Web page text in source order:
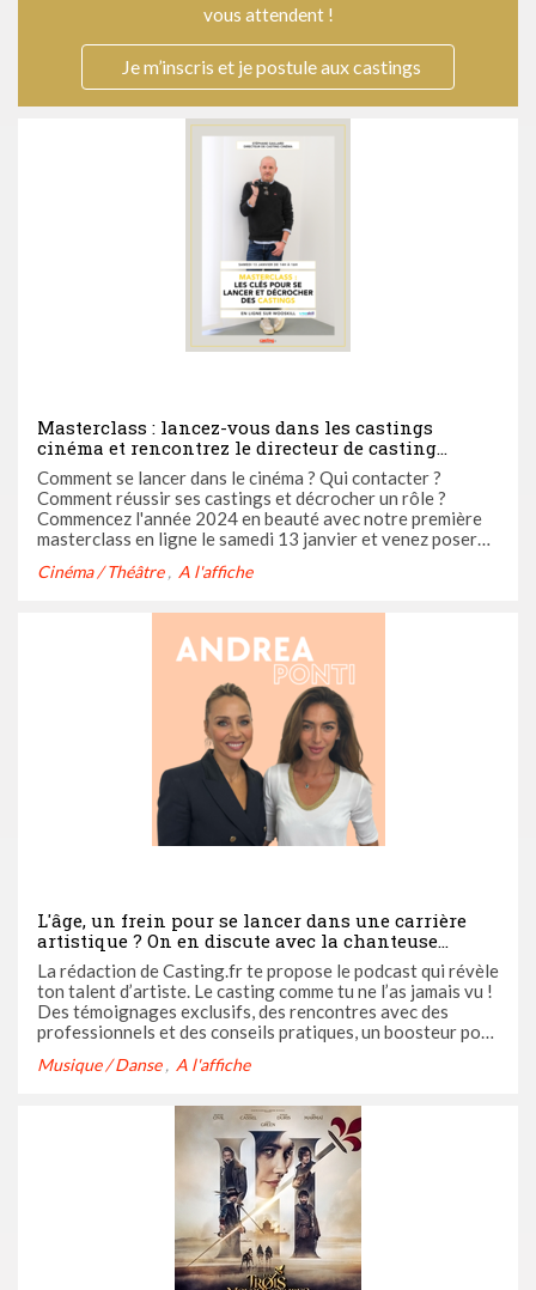
vous attendent !
Je m’inscris et je postule aux castings
Masterclass : lancez-vous dans les castings
cinéma et rencontrez le directeur de casting
Stéphane Gaillard avec Casting.fr
Comment se lancer dans le cinéma ? Qui contacter ?
Comment réussir ses castings et décrocher un rôle ?
Commencez l'année 2024 en beauté avec notre première
masterclass en ligne le samedi 13 janvier et venez poser
Stéphane Gaillard.
Cinéma / Théâtre A l'affiche
L'âge, un frein pour se lancer dans une carrière
artistique ? On en discute avec la chanteuse
Andréa Ponti dans le podcast Casting Call
La rédaction de Casting.fr te propose le podcast qui révèle
ton talent d’artiste. Le casting comme tu ne l’as jamais vu !
Des témoignages exclusifs, des rencontres avec des
professionnels et des conseils pratiques, un boosteur pour
Ose devenir l’artiste que tu es avec Casting Call ! Dans ...
Musique / Danse A l'affiche